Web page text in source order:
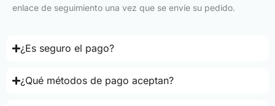
enlace de seguimiento una vez que se envíe su pedido.
¿Es seguro el pago?
¿Qué métodos de pago aceptan?